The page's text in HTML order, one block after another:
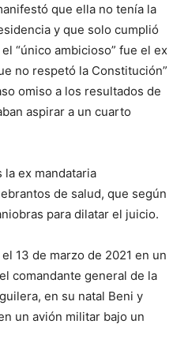
que ella no tenía la
y que solo cumplió
“único ambicioso” fue el ex
no respetó la Constitución”
omiso a los resultados de
aspirar a un cuarto
la ex mandataria
de salud, que según
para dilatar el juicio.
13 de marzo de 2021 en un
comandante general de la
en su natal Beni y
un avión militar bajo un